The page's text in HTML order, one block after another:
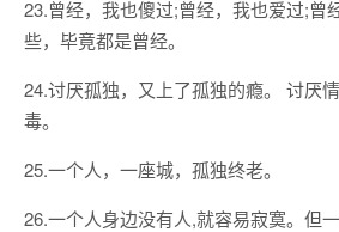
23.曾经，我也傻过;曾经，我也爱过;曾
些，毕竟都是曾经。
24.讨厌孤独，又上了孤独的瘾。 讨厌
毒。
25.一个人，一座城，孤独终老。
26.一个人身边没有人,就容易寂寞。但